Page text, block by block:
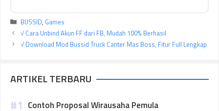
Kategori
BUSSID, Games
√ Cara Unbind Akun FF dari FB, Mudah 100% Berhasil
√ Download Mod Bussid Truck Canter Mas Boss, Fitur Full Lengkap
ARTIKEL TERBARU
Contoh Proposal Wirausaha Pemula